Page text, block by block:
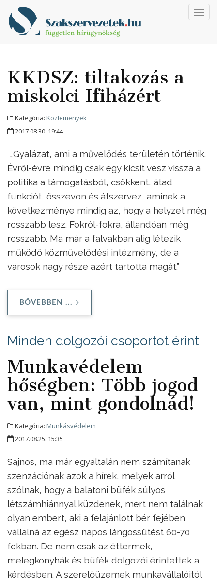
KKDSZ: tiltakozás a
miskolci Ifiházért
Kategória: Közlemények
2017.08.30. 19:44
„Gyalázat, ami a művelődés területén történik.
Évről-évre mindig csak egy kicsit vesz vissza a
politika a támogatásból, csökkent, átad
funkciót, összevon és átszervez, aminek a
következménye mindig az, hogy a helyzet még
rosszabb lesz. Fokról-fokra, állandóan még
rosszabb. Ma már a falvakban alig létezik
működő közművelődési intézmény, de a
városok nagy része azért tartotta magát.”
BŐVEBBEN ...
Minden dolgozói csoportot érint
Munkavédelem
hőségben: Több jogod
van, mint gondolnád!
Kategória: Munkásvédelem
2017.08.25. 15:35
Sajnos, ma már egyáltalán nem számítanak
szenzációnak azok a hírek, melyek arról
szólnak, hogy a balatoni büfék súlyos
létszámhiánnyal küzdenek, mert nem találnak
olyan embert, aki a felajánlott bér fejében
vállalná az egész napos lángossütést 60-70
fokban. De nem csak az éttermek,
melegkonyhák és büfék dolgozói érintettek a
kérdésben. A szerelőüzemek munkavállalóitól